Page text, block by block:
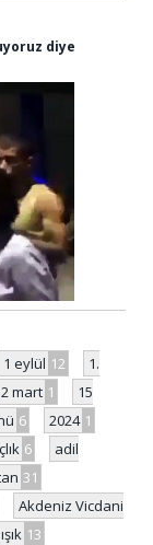
diye
1 eylül 12
1.
mart 1
15
6 2024 1
6
adil
31
Akdeniz Vicdani
13